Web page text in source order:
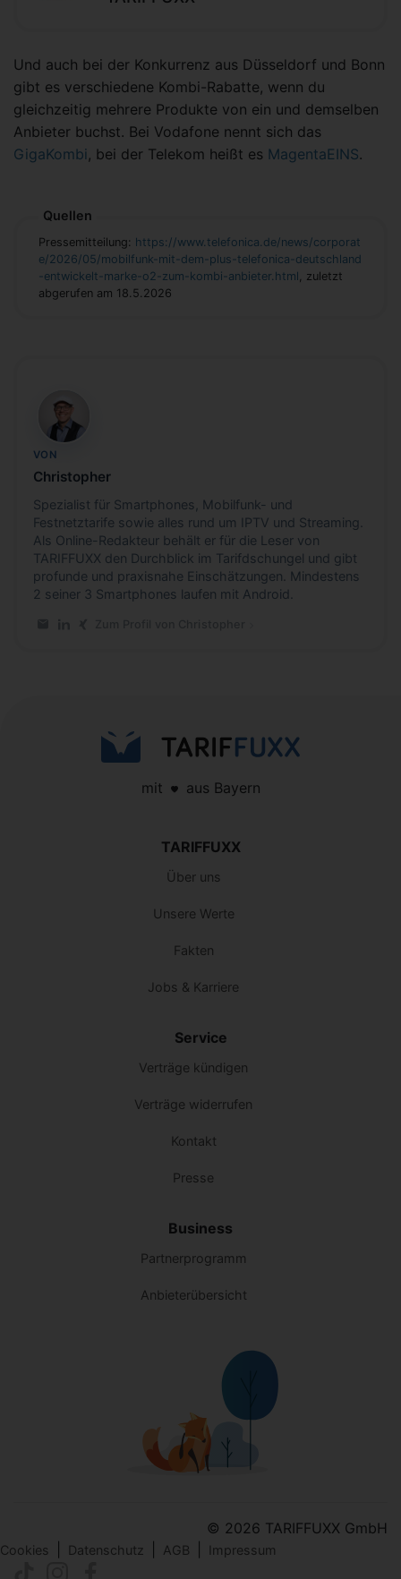
Und auch bei der Konkurrenz aus Düsseldorf und Bonn
gibt es verschiedene Kombi-Rabatte, wenn du
gleichzeitig mehrere Produkte von ein und demselben
Anbieter buchst. Bei Vodafone nennt sich das
GigaKombi, bei der Telekom heißt es MagentaEINS.
Quellen
Pressemitteilung: https://www.telefonica.de/news/corporat
e/2026/05/mobilfunk-mit-dem-plus-telefonica-deutschland
-entwickelt-marke-o2-zum-kombi-anbieter.html, zuletzt
abgerufen am 18.5.2026
CB
VON
Christopher
Spezialist für Smartphones, Mobilfunk- und
Festnetztarife sowie alles rund um IPTV und Streaming.
Als Online-Redakteur behält er für die Leser von
TARIFFUXX den Durchblick im Tarifdschungel und gibt
profunde und praxisnahe Einschätzungen. Mindestens
2 seiner 3 Smartphones laufen mit Android.
mit aus Bayern
TARIFFUXX
Über uns
Unsere Werte
Fakten
Jobs & Karriere
Service
Verträge kündigen
Verträge widerrufen
Kontakt
Presse
Business
Partnerprogramm
Anbieterübersicht
© 2026 TARIFFUXX GmbH
Cookies Datenschutz AGB Impressum